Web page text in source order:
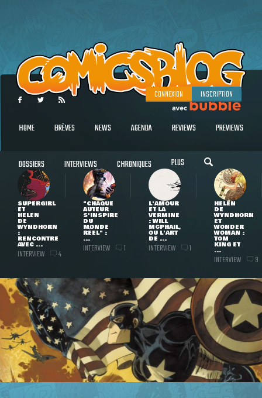
CONNEXION INSCRIPTION
HOME BRÈVES NEWS AGENDA REVIEWS PREVIEWS
DOSSIERS INTERVIEWS CHRONIQUES PLUS
SUPERGIRL
ET
HELEN
DE
WYNDHORN
:
RENCONTRE
AVEC ...
INTERVIEW 4
"CHAQUE
AUTEUR
S'INSPIRE
DU
MONDE
RÉEL" :
...
INTERVIEW 1
L'AMOUR
ET LA
VERMINE
: WILL
MCPHAIL,
OU L'ART
DE ...
INTERVIEW 1
HELEN
DE
WYNDHORN
ET
WONDER
WOMAN :
TOM
KING ET
...
INTERVIEW 3